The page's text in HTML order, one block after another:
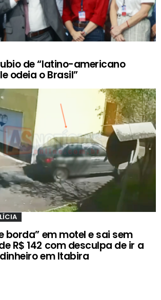
de “latino-americano
odeia o Brasil”
borda” em motel e sai sem
R$ 142 com desculpa de ir a
em Itabira